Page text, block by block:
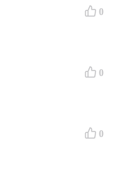
鸟手绘与历险笔
0
0
0